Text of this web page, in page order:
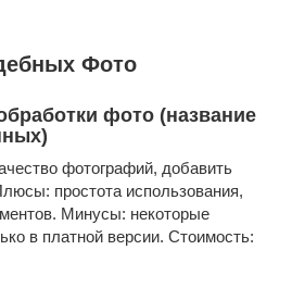
Фото
фото (название
фотографий, добавить
простота использования,
Минусы: некоторые
в платной версии. Стоимость: